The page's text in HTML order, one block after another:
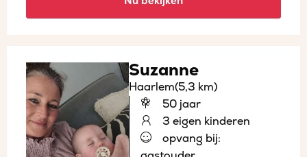
Suzanne
Haarlem(5,3 km)
50 jaar
3 eigen kinderen
opvang bij: